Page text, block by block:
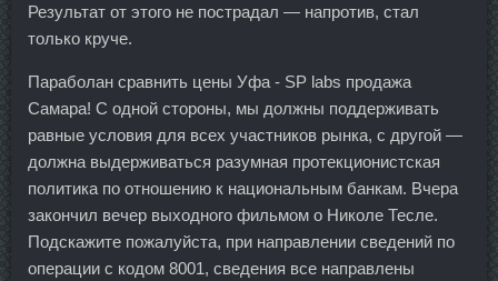
Результат от этого не пострадал — напротив, стал
только круче.
Параболан сравнить цены Уфа - SP labs продажа
Самара! С одной стороны, мы должны поддерживать
равные условия для всех участников рынка, с другой —
должна выдерживаться разумная протекционистская
политика по отношению к национальным банкам. Вчера
закончил вечер выходного фильмом о Николе Тесле.
Подскажите пожалуйста, при направлении сведений по
операции с кодом 8001, сведения все направлены